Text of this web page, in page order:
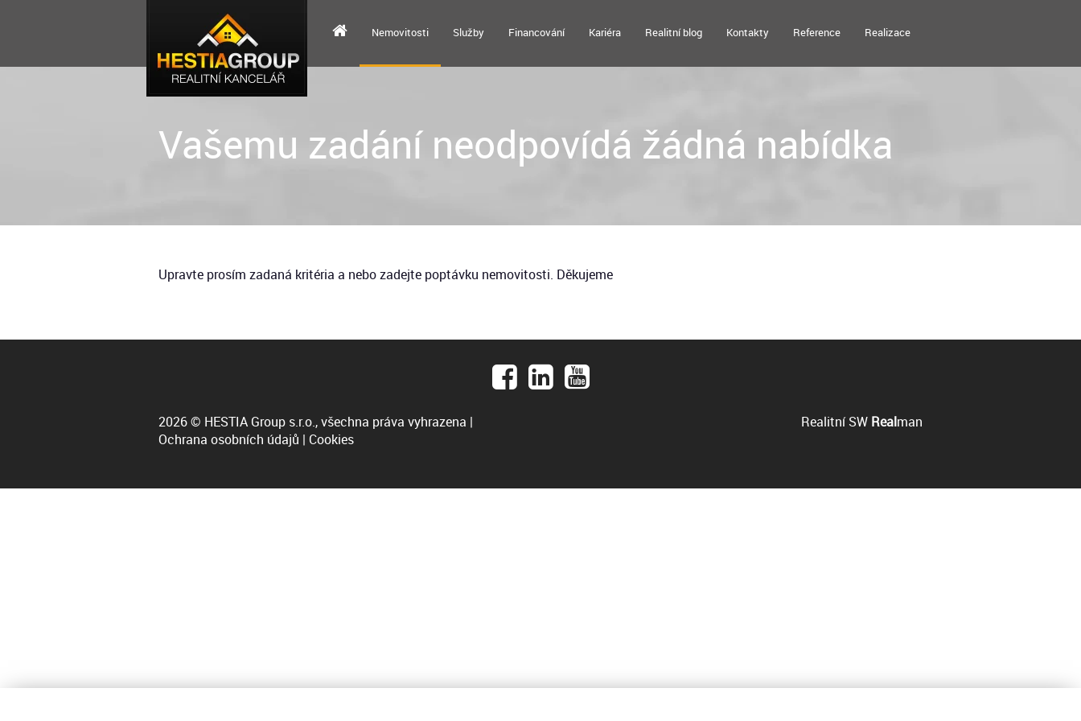
Nemovitosti Služby Financování Kariéra Realitní blog Kontakty Reference Realizace
Vašemu zadání neodpovídá žádná nabídka
Upravte prosím zadaná kritéria a nebo zadejte poptávku nemovitosti. Děkujeme
2026 © HESTIA Group s.r.o., všechna práva vyhrazena |
Ochrana osobních údajů | Cookies
Realitní SW Realman